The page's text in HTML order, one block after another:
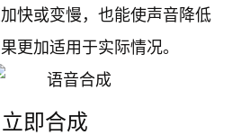
快或变慢，也能使声音降低
更加适用于实际情况。
即合成